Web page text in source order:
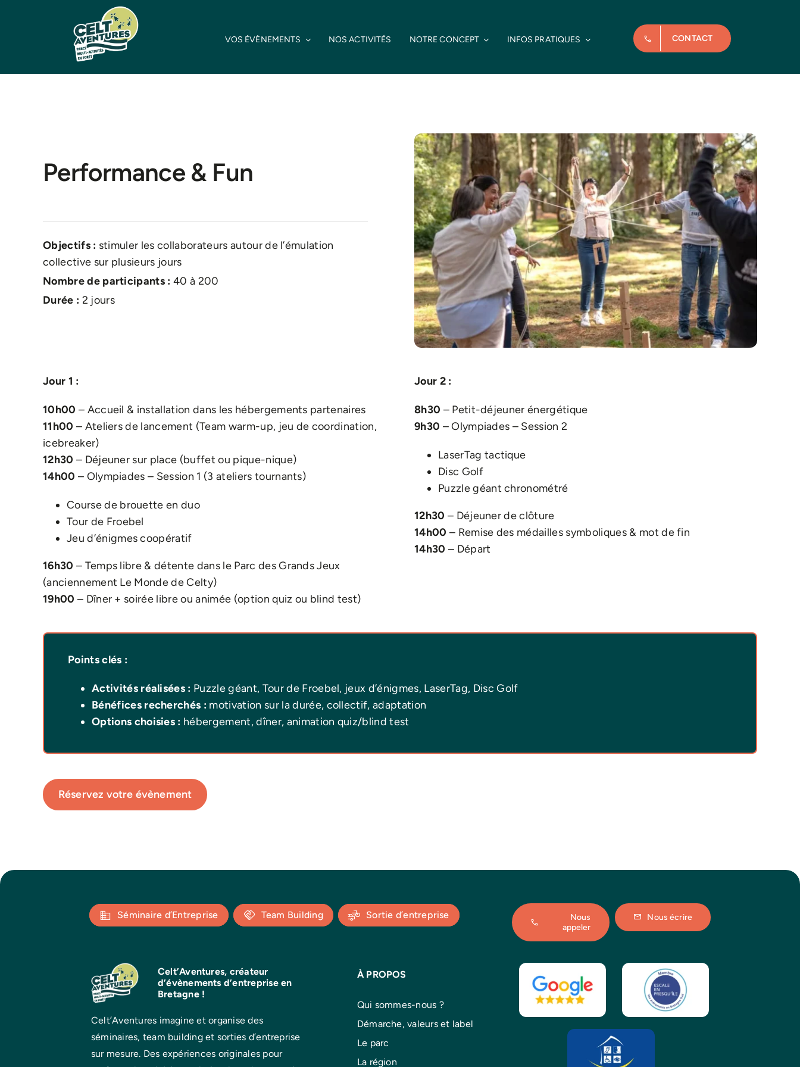
VOS ÉVÈNEMENTS NOS ACTIVITÉS NOTRE CONCEPT INFOS PRATIQUES CONTACT
Performance & Fun
Objectifs : stimuler les collaborateurs autour de l’émulation
collective sur plusieurs jours
Nombre de participants :40 à 200
Durée : 2 jours
Jour 1 :
10h00 – Accueil & installation dans les hébergements partenaires
11h00 – Ateliers de lancement (Team warm-up, jeu de coordination,
icebreaker)
12h30 – Déjeuner sur place (buffet ou pique-nique)
14h00 – Olympiades – Session 1 (3 ateliers tournants)
Course de brouette en duo
Tour de Froebel
Jeu d’énigmes coopératif
16h30 – Temps libre & détente dans le Parc des Grands Jeux
(anciennement Le Monde de Celty)
19h00 – Dîner + soirée libre ou animée (option quiz ou blind test)
Jour 2 :
8h30 – Petit-déjeuner énergétique
9h30 – Olympiades – Session 2
LaserTag tactique
Disc Golf
Puzzle géant chronométré
12h30 – Déjeuner de clôture
14h00 – Remise des médailles symboliques & mot de fin
14h30 – Départ
Points clés :
Activités réalisées : Puzzle géant, Tour de Froebel, jeux d’énigmes, LaserTag, Disc Golf
Bénéfices recherchés : motivation sur la durée, collectif, adaptation
Options choisies : hébergement, dîner, animation quiz/blind test
Réservez votre évènement
Séminaire d’Entreprise Team Building Sortie d’entreprise
Nous
appeler
Nous écrire
Celt’Aventures, créateur
d’évènements d’entreprise en
Bretagne !
Celt’Aventures imagine et organise des
séminaires, team building et sorties d’entreprise
sur mesure. Des expériences originales pour
À PROPOS
Qui sommes-nous ?
Démarche, valeurs et label
Le parc
La région